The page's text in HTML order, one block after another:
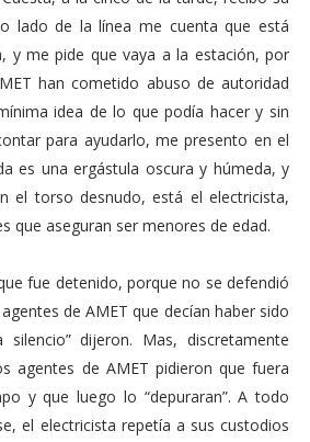
lado de la línea me cuenta que está
y me pide que vaya a la estación, por
han cometido abuso de autoridad
idea de lo que podía hacer y sin
para ayudarlo, me presento en el
es una ergástula oscura y húmeda, y
el torso desnudo, está el electricista,
que aseguran ser menores de edad.
fue detenido, porque no se defendió
de AMET que decían haber sido
silencio” dijeron. Mas, discretamente
agentes de AMET pidieron que fuera
y que luego lo “depuraran”. A todo
el electricista repetía a sus custodios